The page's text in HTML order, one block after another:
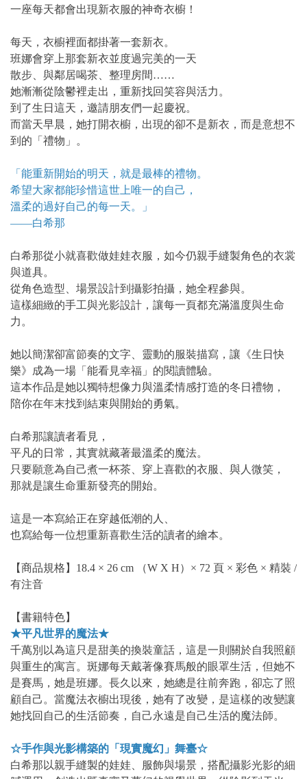
一座每天都會出現新衣服的神奇衣櫥！
每天，衣櫥裡面都掛著一套新衣。
班娜會穿上那套新衣並度過完美的一天
散步、與鄰居喝茶、整理房間……
她漸漸從陰鬱裡走出，重新找回笑容與活力。
到了生日這天，邀請朋友們一起慶祝。
而當天早晨，她打開衣櫥，出現的卻不是新衣，而是意想不
到的「禮物」。
「能重新開始的明天，就是最棒的禮物。
希望大家都能珍惜這世上唯一的自己，
溫柔的過好自己的每一天。」
——白希那
白希那從小就喜歡做娃娃衣服，如今仍親手縫製角色的衣裳
與道具。
從角色造型、場景設計到攝影拍攝，她全程參與。
這樣細緻的手工與光影設計，讓每一頁都充滿溫度與生命
力。
她以簡潔卻富節奏的文字、靈動的服裝描寫，讓《生日快
樂》成為一場「能看見幸福」的閱讀體驗。
這本作品是她以獨特想像力與溫柔情感打造的冬日禮物，
陪你在年末找到結束與開始的勇氣。
白希那讓讀者看見，
平凡的日常，其實就藏著最溫柔的魔法。
只要願意為自己煮一杯茶、穿上喜歡的衣服、與人微笑，
那就是讓生命重新發亮的開始。
這是一本寫給正在穿越低潮的人、
也寫給每一位想重新喜歡生活的讀者的繪本。
【商品規格】18.4 × 26 cm （W X H）× 72 頁 × 彩色 × 精裝 /
有注音
【書籍特色】
★平凡世界的魔法★
千萬別以為這只是甜美的換裝童話，這是一則關於自我照顧
與重生的寓言。斑娜每天戴著像賽馬般的眼罩生活，但她不
是賽馬，她是班娜。長久以來，她總是往前奔跑，卻忘了照
顧自己。當魔法衣櫥出現後，她有了改變，是這樣的改變讓
她找回自己的生活節奏，自己永遠是自己生活的魔法師。
☆手作與光影構築的「現實魔幻」舞臺☆
白希那以親手縫製的娃娃、服飾與場景，搭配攝影光影的細